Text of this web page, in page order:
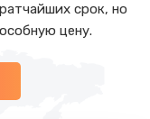
срок, но
цену.